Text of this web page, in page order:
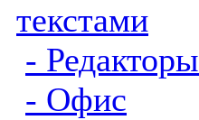
текстами
- Редакторы
- Офис